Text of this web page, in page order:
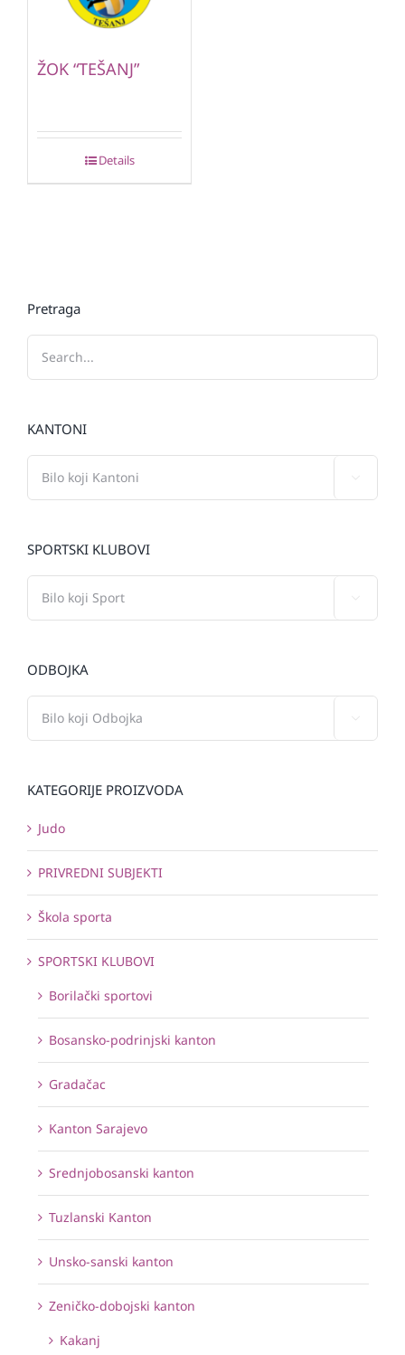
ŽOK “TEŠANJ”
Details
Pretraga
KANTONI
SPORTSKI KLUBOVI
ODBOJKA
KATEGORIJE PROIZVODA
Judo
PRIVREDNI SUBJEKTI
Škola sporta
SPORTSKI KLUBOVI
Borilački sportovi
Bosansko-podrinjski kanton
Gradačac
Kanton Sarajevo
Srednjobosanski kanton
Tuzlanski Kanton
Unsko-sanski kanton
Zeničko-dobojski kanton
Kakanj